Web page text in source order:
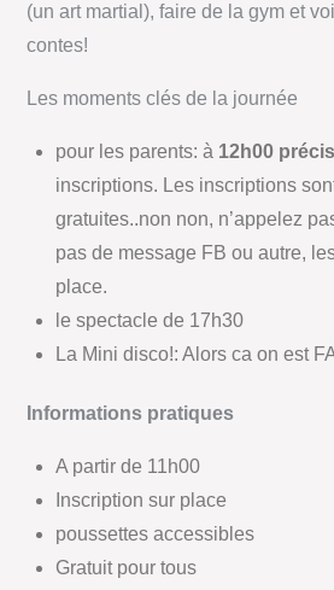
(un art martial), faire de la gym et
contes!
Les moments clés de la journée
pour les parents: à 12h00
inscriptions. Les inscriptions
gratuites..non non, n’appelez
pas de message FB ou autre,
place.
le spectacle de 17h30
La Mini disco!: Alors ca on est
Informations pratiques
A partir de 11h00
Inscription sur place
poussettes accessibles
Gratuit pour tous